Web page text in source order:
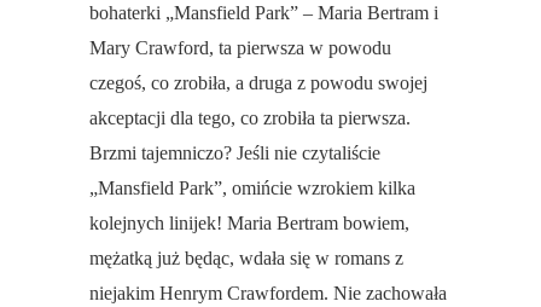
bohaterki „Mansfield Park” – Maria Bertram i
Mary Crawford, ta pierwsza w powodu
czegoś, co zrobiła, a druga z powodu swojej
akceptacji dla tego, co zrobiła ta pierwsza.
Brzmi tajemniczo? Jeśli nie czytaliście
„Mansfield Park”, omińcie wzrokiem kilka
kolejnych linijek! Maria Bertram bowiem,
mężatką już będąc, wdała się w romans z
niejakim Henrym Crawfordem. Nie zachowała